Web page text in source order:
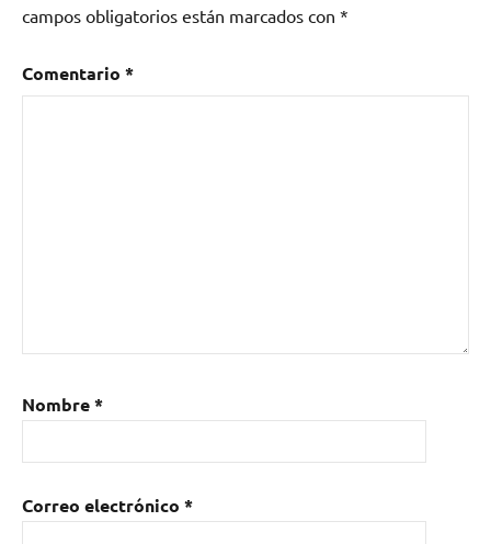
Jazz,
pop-
campos obligatorios están marcados con *
Comentario *
Nombre*
Correo electrónico *